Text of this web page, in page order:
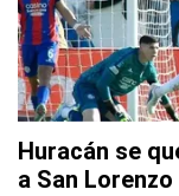
Huracán se
a San